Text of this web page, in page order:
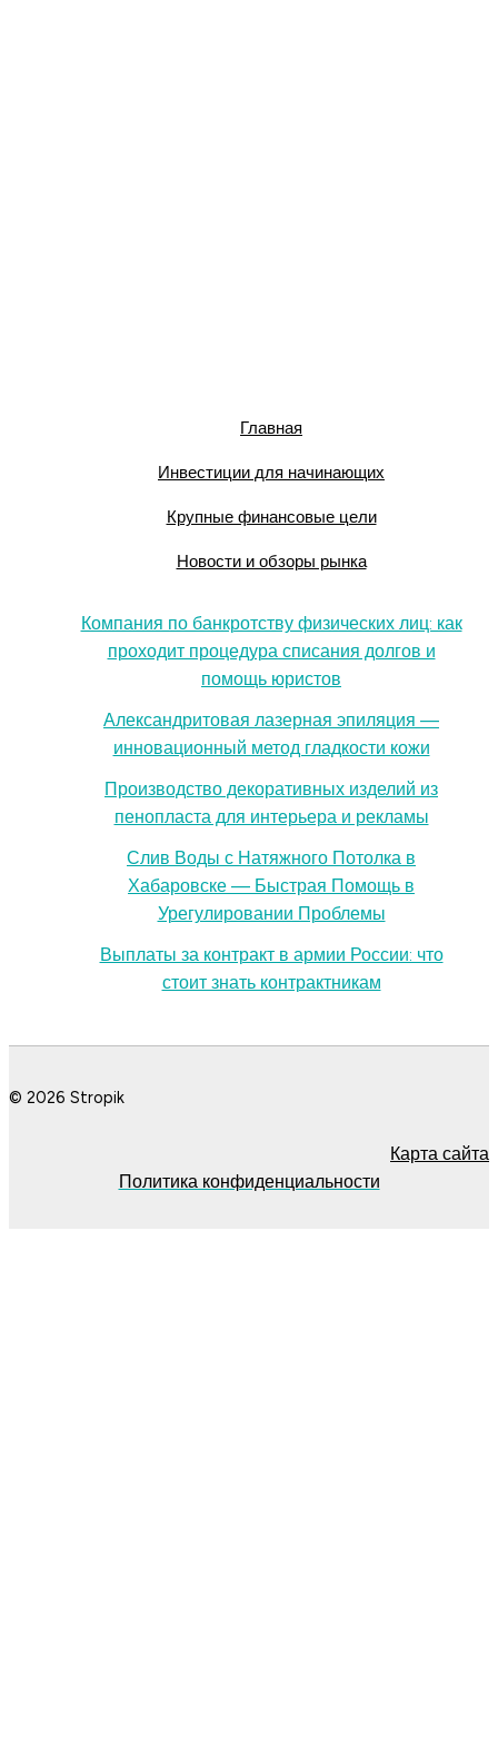
Главная
Инвестиции для начинающих
Крупные финансовые цели
Новости и обзоры рынка
Компания по банкротству физических лиц: как
проходит процедура списания долгов и
помощь юристов
Александритовая лазерная эпиляция —
инновационный метод гладкости кожи
Производство декоративных изделий из
пенопласта для интерьера и рекламы
Слив Воды с Натяжного Потолка в
Хабаровске — Быстрая Помощь в
Урегулировании Проблемы
Выплаты за контракт в армии России: что
стоит знать контрактникам
© 2026 Stropik
Карта сайта
Политика конфиденциальности